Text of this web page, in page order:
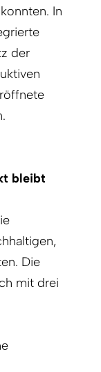
In
der
bleibt
Die
mit drei